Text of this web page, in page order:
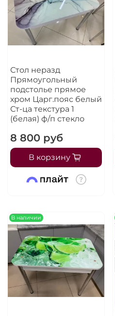
Стол неразд
Прямоугольный
подстолье прямое
хром Царг.пояс белый
Ст-ца текстура 1
(белая) ф/п стекло
8 800 руб
В корзину
В наличии